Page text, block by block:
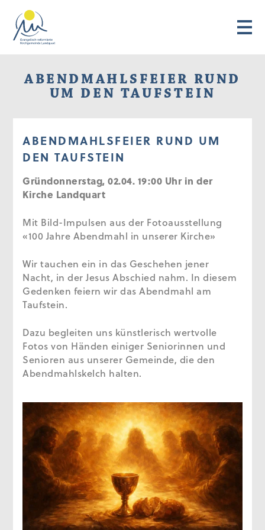
ABENDMAHLSFEIER RUND
UM DEN TAUFSTEIN
ABENDMAHLSFEIER RUND UM
DEN TAUFSTEIN
Gründonnerstag, 02.04. 19:00 Uhr in der
Kirche Landquart
Mit Bild-Impulsen aus der Fotoausstellung
«100 Jahre Abendmahl in unserer Kirche»
Wir tauchen ein in das Geschehen jener
Nacht, in der Jesus Abschied nahm. In diesem
Gedenken feiern wir das Abendmahl am
Taufstein.
Dazu begleiten uns künstlerisch wertvolle
Fotos von Händen einiger Seniorinnen und
Senioren aus unserer Gemeinde, die den
Abendmahlskelch halten.